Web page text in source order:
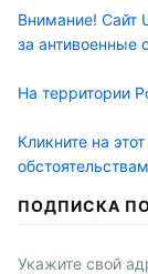
Внимание! Сайт
за антивоенные
На территории
Кликните на
ПОДПИСКА ПО
Укажите свой